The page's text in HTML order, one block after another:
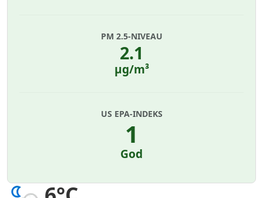
PM 2.5-NIVEAU
2.1
µg/m³
US EPA-INDEKS
1
God